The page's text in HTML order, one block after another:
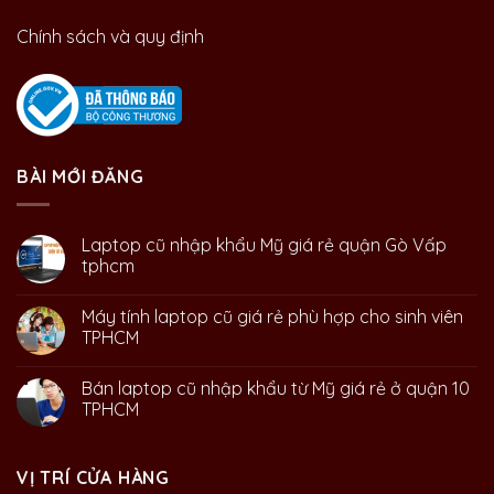
Chính sách và quy định
BÀI MỚI ĐĂNG
Laptop cũ nhập khẩu Mỹ giá rẻ quận Gò Vấp
tphcm
Máy tính laptop cũ giá rẻ phù hợp cho sinh viên
TPHCM
Bán laptop cũ nhập khẩu từ Mỹ giá rẻ ở quận 10
TPHCM
VỊ TRÍ CỬA HÀNG